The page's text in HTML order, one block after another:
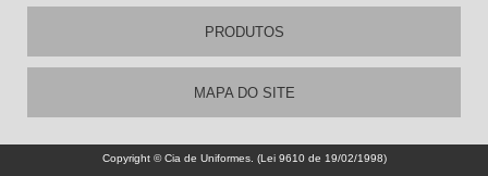
PRODUTOS
MAPA DO SITE
Copyright © Cia de Uniformes. (Lei 9610 de 19/02/1998)